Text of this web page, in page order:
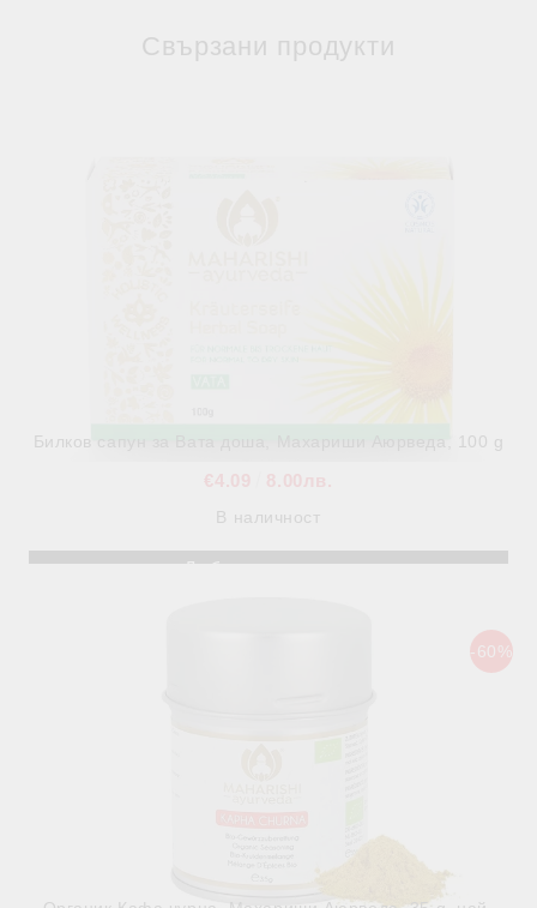
Свързани продукти
Билков сапун за Вата доша, Махариши Аюрведа, 100 g
В наличност
-60%